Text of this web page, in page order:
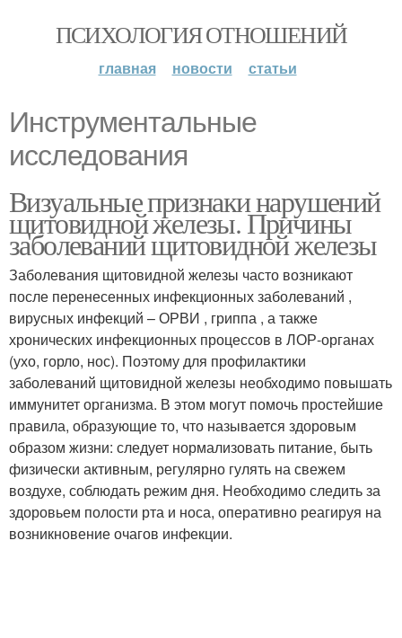
ПСИХОЛОГИЯ ОТНОШЕНИЙ
главная новости статьи
Инструментальные
исследования
Визуальные признаки нарушений
щитовидной железы. Причины
заболеваний щитовидной железы
Заболевания щитовидной железы часто возникают
после перенесенных инфекционных заболеваний ,
вирусных инфекций – ОРВИ , гриппа , а также
хронических инфекционных процессов в ЛОР-органах
(ухо, горло, нос). Поэтому для профилактики
заболеваний щитовидной железы необходимо повышать
иммунитет организма. В этом могут помочь простейшие
правила, образующие то, что называется здоровым
образом жизни: следует нормализовать питание, быть
физически активным, регулярно гулять на свежем
воздухе, соблюдать режим дня. Необходимо следить за
здоровьем полости рта и носа, оперативно реагируя на
возникновение очагов инфекции.